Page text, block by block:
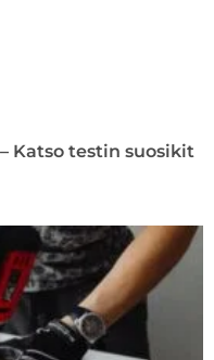
Katso testin suosikit